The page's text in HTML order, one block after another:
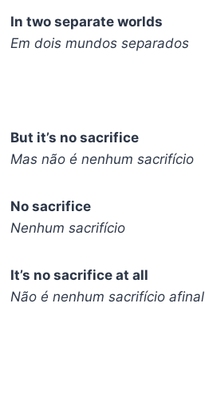
In two separate worlds
Em dois mundos separados
But it’s no sacrifice
Mas não é nenhum sacrifício
No sacrifice
Nenhum sacrifício
It’s no sacrifice at all
Não é nenhum sacrifício afinal